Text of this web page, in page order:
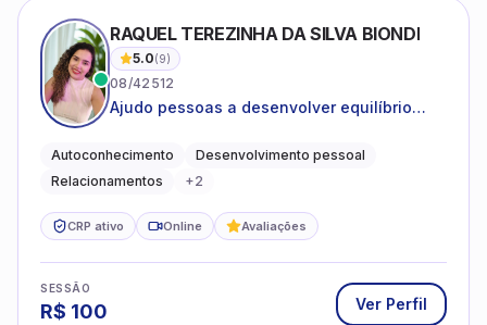
RAQUEL TEREZINHA DA SILVA BIONDI
5.0(9)
08/42512
Ajudo pessoas a desenvolver equilíbrio
Autoconhecimento
Desenvolvimento pessoal
Relacionamentos
+2
CRP ativo Online Avaliações
SESSÃO
R$ 100 Ver Perfil